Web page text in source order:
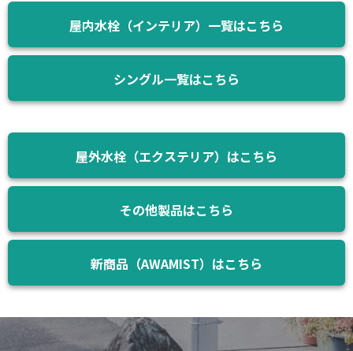
屋内水栓（インテリア）一覧はこちら
シングル一覧はこちら
屋外水栓（エクステリア）はこちら
その他製品はこちら
新商品（AWAMIST）はこちら